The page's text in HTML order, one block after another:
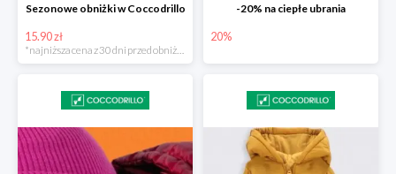
Sezonowe obniżki w Coccodrillo
15.90 zł
-20% na ciepłe ubrania
20%